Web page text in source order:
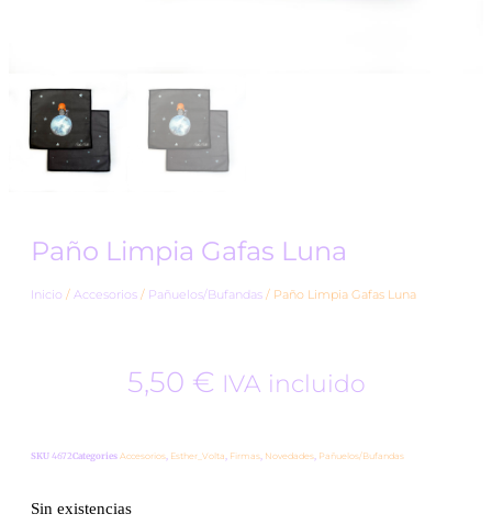
Paño Limpia Gafas Luna
Inicio / Accesorios / Pañuelos/Bufandas / Paño Limpia Gafas Luna
5,50 € IVA incluido
SKU 4672Categories Accesorios, Esther_Volta, Firmas, Novedades, Pañuelos/Bufandas
Sin existencias